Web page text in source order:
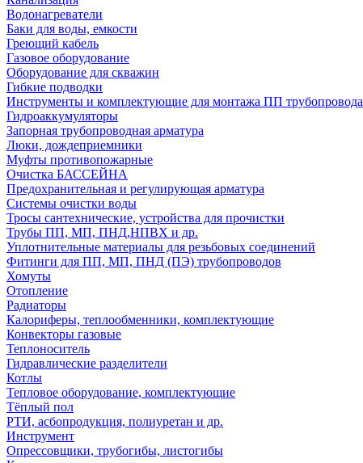
Водонагреватели
Баки для воды, емкости
Греющий кабель
Газовое оборудование
Оборудование для скважин
Гибкие подводки
Инструменты и комплектующие для монтажа ПП трубопровода
Гидроаккумуляторы
Запорная трубопроводная арматура
Люки, дождеприемники
Муфты противопожарные
Очистка БАССЕЙНА
Предохранительная и регулирующая арматура
Системы очистки воды
Тросы сантехнические, устройства для прочистки
Трубы ПП, МП, ПНД,НПВХ и др.
Уплотнительные материалы для резьбовых соединений
Фитинги для ПП, МП, ПНД (ПЭ) трубопроводов
Хомуты
Отопление
Радиаторы
Калориферы, теплообменники, комплектующие
Конвекторы газовые
Теплоноситель
Гидравлические разделители
Котлы
Тепловое оборудование, комплектующие
Тёплый пол
РТИ, асбопродукция, полиуретан и др.
Инструмент
Опрессовщики, трубогибы, листогибы